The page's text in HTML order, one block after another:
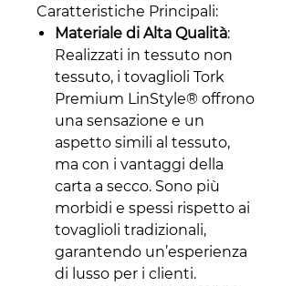
Caratteristiche Principali:
Materiale di Alta Qualità:
Realizzati in tessuto non
tessuto, i tovaglioli Tork
Premium LinStyle® offrono
una sensazione e un
aspetto simili al tessuto,
ma con i vantaggi della
carta a secco. Sono più
morbidi e spessi rispetto ai
tovaglioli tradizionali,
garantendo un’esperienza
di lusso per i clienti.